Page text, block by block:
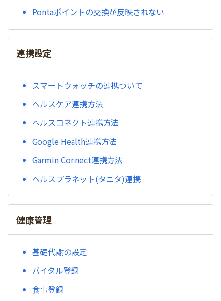
Pontaポイントの交換が反映されない
連携設定
スマートウォッチの連携ついて
ヘルスケア連携方法
ヘルスコネクト連携方法
Google Health連携方法
Garmin Connect連携方法
ヘルスプラネット(タニタ)連携
健康管理
基礎代謝の設定
バイタル登録
食事登録